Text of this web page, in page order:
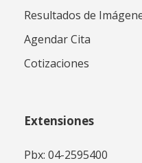
Resultados de
Agendar Cita
Cotizaciones
Extensiones
Pbx: 04-2595400